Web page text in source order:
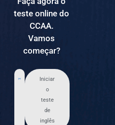
teste online do
CCAA.
Vamos
começar?
Iniciar
o
teste
de
inglês